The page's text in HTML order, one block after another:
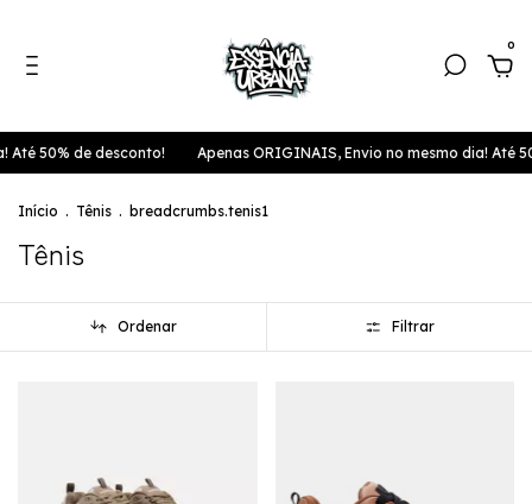
0
50% de desconto! Apenas ORIGINAIS, Envio no mesmo dia! Até
Início . Tênis . breadcrumbs.tenis1
Tênis
Ordenar Filtrar